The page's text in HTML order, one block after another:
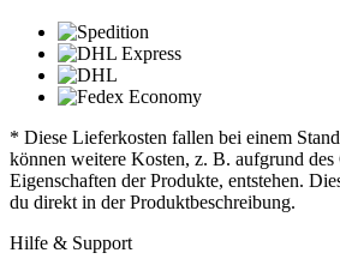
* Diese Lieferkosten fallen bei einem
können weitere Kosten, z. B. aufgrund
Eigenschaften der Produkte, entstehen.
du direkt in der Produktbeschreibung.
Hilfe & Support